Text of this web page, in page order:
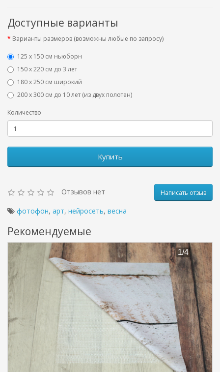
Доступные варианты
Варианты размеров (возможны любые по запросу)
125 x 150 см ньюборн
150 х 220 см до 3 лет
180 х 250 см широкий
200 х 300 см до 10 лет (из двух полотен)
Количество
Купить
Отзывов нет Написать отзыв
фотофон, арт, нейросеть, весна
Рекомендуемые